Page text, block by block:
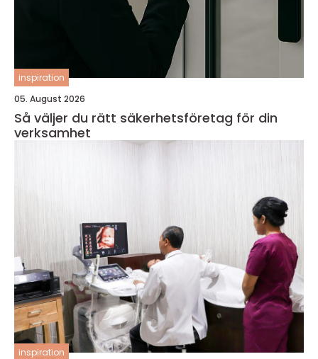
inspiration
05. August 2026
Så väljer du rätt säkerhetsföretag för din
verksamhet
inspiration